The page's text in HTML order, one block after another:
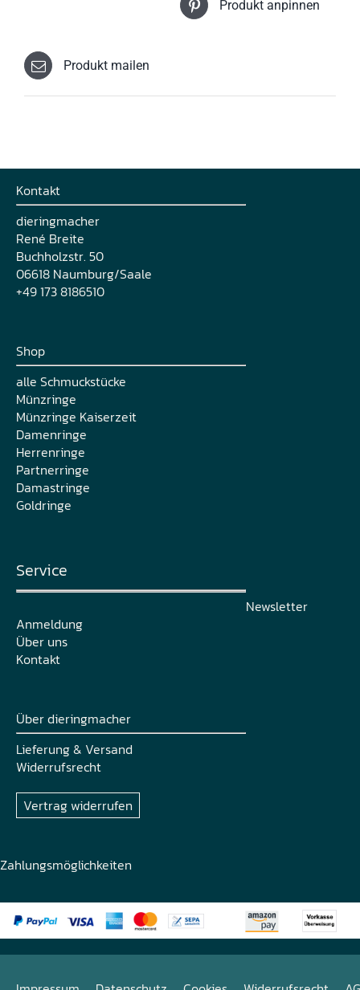
Produkt anpinnen
Produkt mailen
Kontakt
dieringmacher
René Breite
Buchholzstr. 50
06618 Naumburg/Saale
+49 173 8186510
Shop
alle Schmuckstücke
Münzringe
Münzringe Kaiserzeit
Damenringe
Herrenringe
Partnerringe
Damastringe
Goldringe
Service
Newsletter
Anmeldung
Über uns
Kontakt
Über dieringmacher
Lieferung & Versand
Widerrufsrecht
Vertrag widerrufen
Zahlungsmöglichkeiten